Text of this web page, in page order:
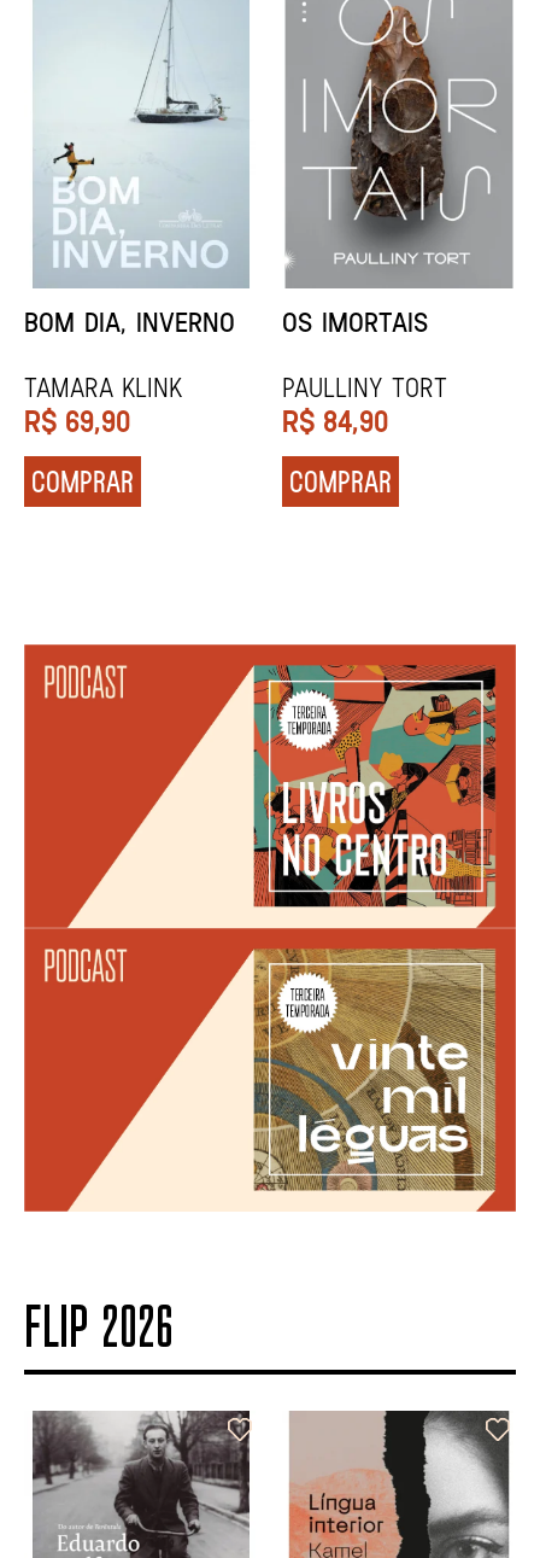
ORIXÁS
REGINALDO PRANDI
R$ 79,90
COMPRAR
ORAÇÃO PARA
Socorro Acioli
R$ 74,90
COMPRAR
FLIP 2026